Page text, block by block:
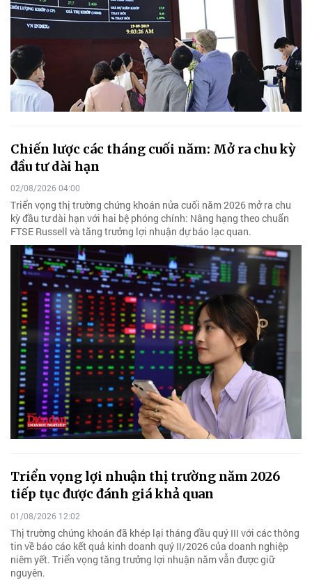
Chiến lược các tháng cuối năm: Mở ra chu kỳ
đầu tư dài hạn
02/08/2026 04:00
Triển vọng thị trường chứng khoán nửa cuối năm 2026 mở ra chu
kỳ đầu tư dài hạn với hai bệ phóng chính: Nâng hạng theo chuẩn
FTSE Russell và tăng trưởng lợi nhuận dự báo lạc quan.
Triển vọng lợi nhuận thị trường năm 2026
tiếp tục được đánh giá khả quan
01/08/2026 12:02
Thị trường chứng khoán đã khép lại tháng đầu quý III với các thông
tin về báo cáo kết quả kinh doanh quý II/2026 của doanh nghiệp
niêm yết. Triển vọng tăng trưởng lợi nhuận năm vẫn được giữ
nguyên.